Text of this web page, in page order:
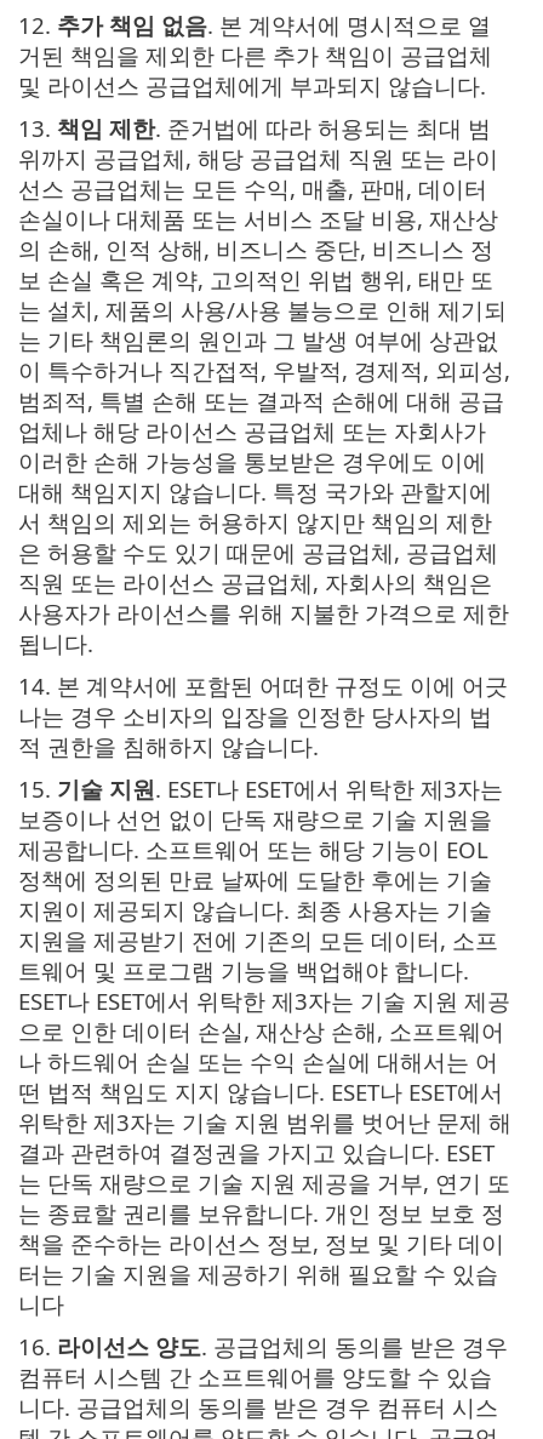
12. 추가 책임 없음. 본 계약서에 명시적으로 열
거된 책임을 제외한 다른 추가 책임이 공급업체
및 라이선스 공급업체에게 부과되지 않습니다.
13. 책임 제한. 준거법에 따라 허용되는 최대 범
위까지 공급업체, 해당 공급업체 직원 또는 라이
선스 공급업체는 모든 수익, 매출, 판매, 데이터
손실이나 대체품 또는 서비스 조달 비용, 재산상
의 손해, 인적 상해, 비즈니스 중단, 비즈니스 정
보 손실 혹은 계약, 고의적인 위법 행위, 태만 또
는 설치, 제품의 사용/사용 불능으로 인해 제기되
는 기타 책임론의 원인과 그 발생 여부에 상관없
이 특수하거나 직간접적, 우발적, 경제적, 외피성,
범죄적, 특별 손해 또는 결과적 손해에 대해 공급
업체나 해당 라이선스 공급업체 또는 자회사가
이러한 손해 가능성을 통보받은 경우에도 이에
대해 책임지지 않습니다. 특정 국가와 관할지에
서 책임의 제외는 허용하지 않지만 책임의 제한
은 허용할 수도 있기 때문에 공급업체, 공급업체
직원 또는 라이선스 공급업체, 자회사의 책임은
사용자가 라이선스를 위해 지불한 가격으로 제한
됩니다.
14. 본 계약서에 포함된 어떠한 규정도 이에 어긋
나는 경우 소비자의 입장을 인정한 당사자의 법
적 권한을 침해하지 않습니다.
15. 기술 지원. ESET나 ESET에서 위탁한 제3자는
보증이나 선언 없이 단독 재량으로 기술 지원을
제공합니다. 소프트웨어 또는 해당 기능이 EOL
정책에 정의된 만료 날짜에 도달한 후에는 기술
지원이 제공되지 않습니다. 최종 사용자는 기술
지원을 제공받기 전에 기존의 모든 데이터, 소프
트웨어 및 프로그램 기능을 백업해야 합니다.
ESET나 ESET에서 위탁한 제3자는 기술 지원 제공
으로 인한 데이터 손실, 재산상 손해, 소프트웨어
나 하드웨어 손실 또는 수익 손실에 대해서는 어
떤 법적 책임도 지지 않습니다. ESET나 ESET에서
위탁한 제3자는 기술 지원 범위를 벗어난 문제 해
결과 관련하여 결정권을 가지고 있습니다. ESET
는 단독 재량으로 기술 지원 제공을 거부, 연기 또
는 종료할 권리를 보유합니다. 개인 정보 보호 정
책을 준수하는 라이선스 정보, 정보 및 기타 데이
터는 기술 지원을 제공하기 위해 필요할 수 있습
니다
16. 라이선스 양도. 공급업체의 동의를 받은 경우
컴퓨터 시스템 간 소프트웨어를 양도할 수 있습
니다. 공급업체의 동의를 받은 경우 컴퓨터 시스